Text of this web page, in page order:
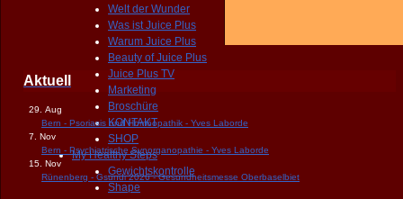
Welt der Wunder
Was ist Juice Plus
Warum Juice Plus
Beauty of Juice Plus
Juice Plus TV
Marketing
Broschüre
KONTAKT
SHOP
My Healthy Steps
Gewichtskontrolle
Shape
Aktuell
29. Aug
Bern - Psoriasis und Homöopathik - Yves Laborde
7. Nov
Bern - Psychiatrische Synorganopathie - Yves Laborde
15. Nov
Rünenberg - Gsundi 2026 - Gesundheitsmesse Oberbaselbiet